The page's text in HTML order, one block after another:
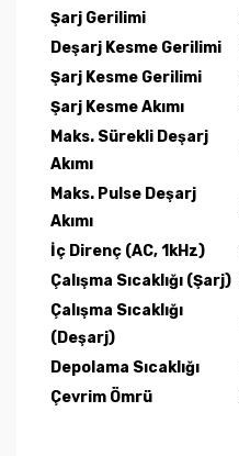
Şarj Gerilimi
Deşarj Kesme Gerilimi
Şarj Kesme Gerilimi
Şarj Kesme Akımı
Maks. Sürekli Deşarj
Akımı
Maks. Pulse Deşarj
Akımı
İç Direnç (AC, 1kHz)
Çalışma Sıcaklığı (Şarj)
Çalışma Sıcaklığı
(Deşarj)
Depolama Sıcaklığı
Çevrim Ömrü